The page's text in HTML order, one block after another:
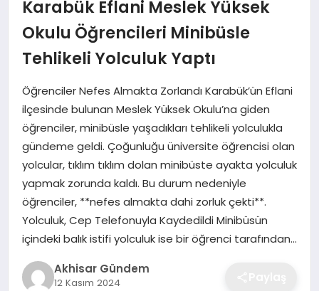
TEKNOLOJI
YAŞAM
Karabük Eflani Meslek Yüksek
Okulu Öğrencileri Minibüsle
Tehlikeli Yolculuk Yaptı
Öğrenciler Nefes Almakta Zorlandı Karabük’ün Eflani
ilçesinde bulunan Meslek Yüksek Okulu’na giden
öğrenciler, minibüsle yaşadıkları tehlikeli yolculukla
gündeme geldi. Çoğunluğu üniversite öğrencisi olan
yolcular, tıklım tıklım dolan minibüste ayakta yolculuk
yapmak zorunda kaldı. Bu durum nedeniyle
öğrenciler, **nefes almakta dahi zorluk çekti**.
Yolculuk, Cep Telefonuyla Kaydedildi Minibüsün
içindeki balık istifi yolculuk ise bir öğrenci tarafından…
Akhisar Gündem
12 Kasım 2024